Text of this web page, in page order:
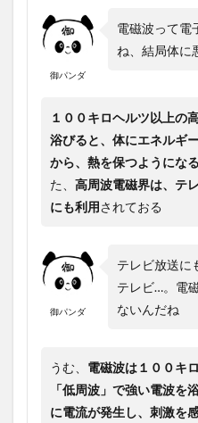
御パンダ
電磁波って電
ね、結局体に
１００キロヘルツ以上の
浴びると、体にエネルギ
から、熱を保つようになる
た、 高周波電磁界は、テ
にも利用されておる
御パンダ
テレビ放送に
テレビ…。電
ないんだね
うむ、 電磁波は１００キ
「低周波」で強い電波を
に電流が発生し、刺激を